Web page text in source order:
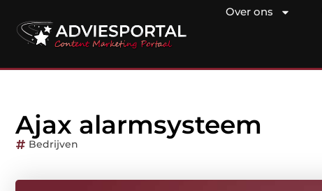
Over ons
Ajax alarmsysteem
Bedrijven